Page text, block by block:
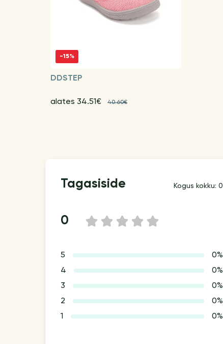
-15%
DDSTEP
alates 34.51€ 40.60€
Tagasiside Kogus kokku: 0
0 5
4
3
2
1
5
0%
4
0%
3
0%
2
0%
1
0%